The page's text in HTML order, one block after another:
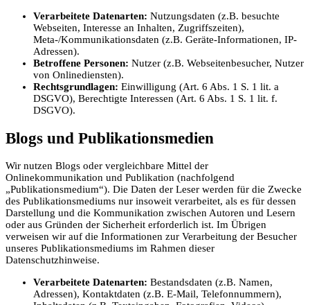
Verarbeitete Datenarten: Nutzungsdaten (z.B. besuchte
Webseiten, Interesse an Inhalten, Zugriffszeiten),
Meta-/Kommunikationsdaten (z.B. Geräte-Informationen, IP-
Adressen).
Betroffene Personen: Nutzer (z.B. Webseitenbesucher, Nutzer
von Onlinediensten).
Rechtsgrundlagen: Einwilligung (Art. 6 Abs. 1 S. 1 lit. a
DSGVO), Berechtigte Interessen (Art. 6 Abs. 1 S. 1 lit. f.
DSGVO).
Blogs und Publikationsmedien
Wir nutzen Blogs oder vergleichbare Mittel der
Onlinekommunikation und Publikation (nachfolgend
„Publikationsmedium“). Die Daten der Leser werden für die Zwecke
des Publikationsmediums nur insoweit verarbeitet, als es für dessen
Darstellung und die Kommunikation zwischen Autoren und Lesern
oder aus Gründen der Sicherheit erforderlich ist. Im Übrigen
verweisen wir auf die Informationen zur Verarbeitung der Besucher
unseres Publikationsmediums im Rahmen dieser
Datenschutzhinweise.
Verarbeitete Datenarten: Bestandsdaten (z.B. Namen,
Adressen), Kontaktdaten (z.B. E-Mail, Telefonnummern),